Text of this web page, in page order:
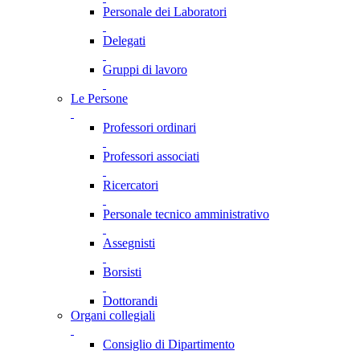
Personale dei Laboratori
Delegati
Gruppi di lavoro
Le Persone
Professori ordinari
Professori associati
Ricercatori
Personale tecnico amministrativo
Assegnisti
Borsisti
Dottorandi
Organi collegiali
Consiglio di Dipartimento